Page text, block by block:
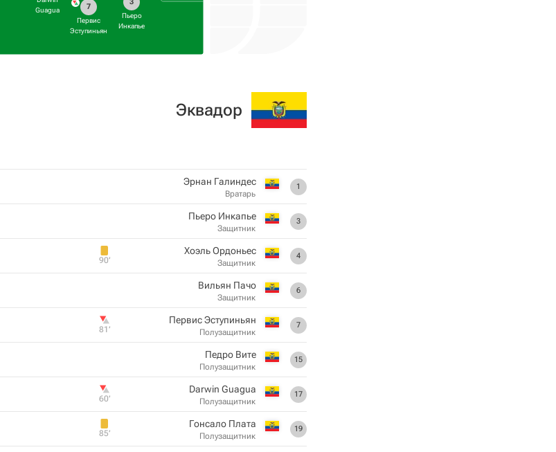
Пьеро
Инкапье
7
Первис
Эступиньян
Guagua
Эквадор
1
Эрнан Галиндес
Вратарь
3
Пьеро Инкапье
Защитник
4
Хоэль Ордоньес
Защитник
90‎’‎
6
Вильян Пачо
Защитник
7
Первис Эступиньян
Полузащитник
81‎’‎
15
Педро Вите
Полузащитник
17
Darwin Guagua
Полузащитник
60‎’‎
19
Гонсало Плата
Полузащитник
85‎’‎